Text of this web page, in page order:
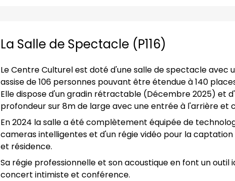
La Salle de Spectacle (P116)
Le Centre Culturel est doté d'une salle de spectacle avec
assise de 106 personnes pouvant être étendue à 140
Elle dispose d'un gradin rétractable (Décembre 2025) et
profondeur sur 8m de large avec une entrée à l'arrière et
En 2024 la salle a été complètement équipée de
cameras intelligentes et d'un régie vidéo pour la
et résidence.
Sa régie professionnelle et son acoustique en font un outil
concert intimiste et conférence.